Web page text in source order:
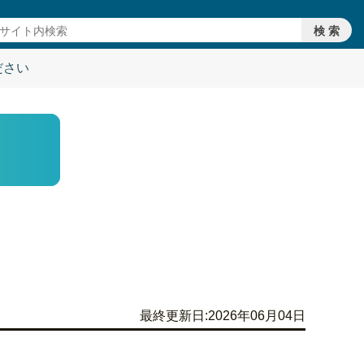
い
い
最終更新日:2026年06月04日